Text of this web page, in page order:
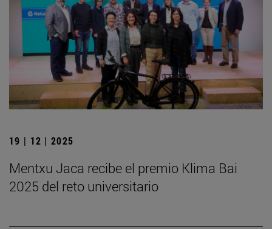
19 | 12 | 2025
Mentxu Jaca recibe el premio Klima Bai
2025 del reto universitario